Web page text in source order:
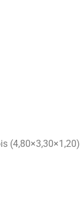
(4,80×3,30×1,20)